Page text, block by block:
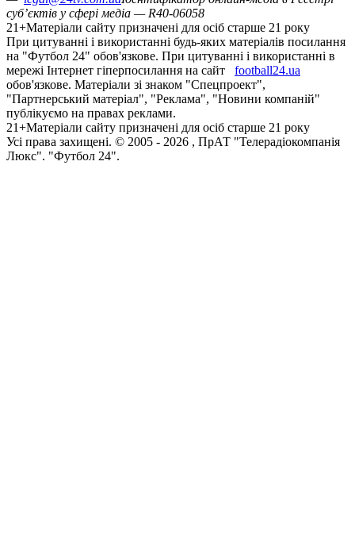
суб’єктів у сфері медіа — R40-06058
21+Матеріали сайту призначені для осіб старше 21 року
При цитуванні і використанні будь-яких матеріалів посилання
на "Футбол 24" обов'язкове. При цитуванні і використанні в
мережі Інтернет гіперпосилання на сайт
football24.ua
обов'язкове. Матеріали зі знаком "Спецпроект",
"Партнерський матеріал", "Реклама", "Новини компаній"
публікуємо на правах реклами.
21+Матеріали сайту призначені для осіб старше 21 року
Усi права захищенi. © 2005 - 2026 , ПрАТ "Телерадіокомпанія
Люкс". "Футбол 24".